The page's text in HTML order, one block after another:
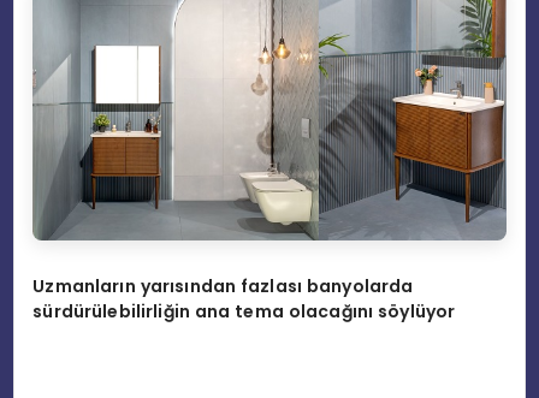
Uzmanların yarısından fazlası banyolarda
sürdürülebilirliğin ana tema olacağını söylüyor